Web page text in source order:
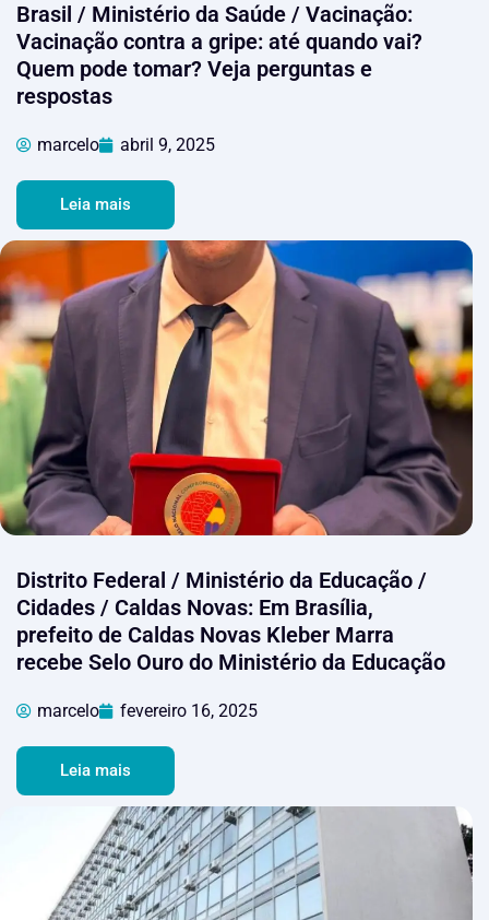
Brasil / Ministério da Saúde / Vacinação:
Vacinação contra a gripe: até quando vai?
Quem pode tomar? Veja perguntas e
respostas
marcelo abril 9, 2025
Leia mais
Distrito Federal / Ministério da Educação /
Cidades / Caldas Novas: Em Brasília,
prefeito de Caldas Novas Kleber Marra
recebe Selo Ouro do Ministério da Educação
marcelo fevereiro 16, 2025
Leia mais